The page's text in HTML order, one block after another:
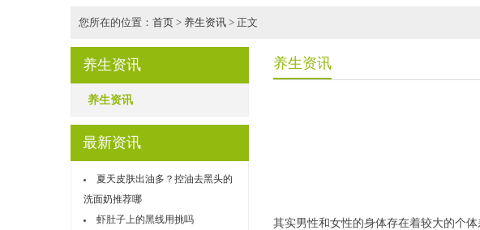
您所在的位置： 首页 > 养生资讯 > 正文
养生资讯
养生资讯
最新资讯
夏天皮肤出油多？控油去黑头的
洗面奶推荐哪
虾肚子上的黑线用挑吗
养生资讯
其实男性和女性的身体存在着较大的个